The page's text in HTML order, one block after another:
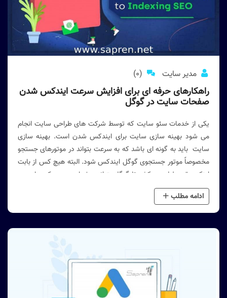
مدیر سایت (0)
راهکارهای حرفه ای برای افزایش سرعت ایندکس شدن
صفحات سایت در گوگل
یکی از خدمات سئو سایت که توسط شرکت های طراحی سایت انجام
می شود بهینه سازی سایت برای ایندکس شدن است. بهینه سازی
سایت باید به گونه ای باشد که به سرعت بتواند در موتورهای جستجو
مخصوصاً موتور جستجوی گوگل ایندکس شود. البته هیچ کس از بابت
اینکه چقدر طول می کشد تا گوگل بتواند صفحات جدید یک سایت و
یک سایت تازه تاسیس شده را ایندکس کند و در فهرست سایتهای
خود اضافه کند اطلاعی ندارد.
ادامه مطلب